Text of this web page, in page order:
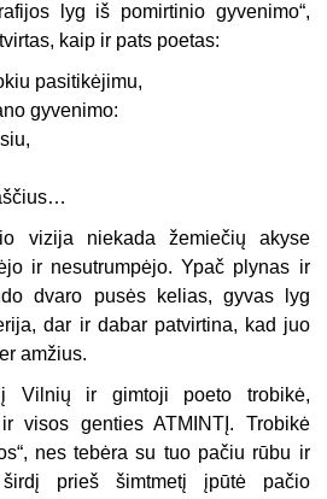
lyg iš pomirtinio gyvenimo“,
kaip ir pats poetas:
pasitikėjimu,
gyvenimo:
vizija niekada žemiečių akyse
ir nesutrumpėjo. Ypač plynas ir
dvaro pusės kelias, gyvas lyg
dar ir dabar patvirtina, kad juo
amžius.
Vilnių ir gimtoji poeto trobikė,
visos genties ATMINTĮ. Trobikė
nes tebėra su tuo pačiu rūbu ir
prieš šimtmetį įpūtė pačio